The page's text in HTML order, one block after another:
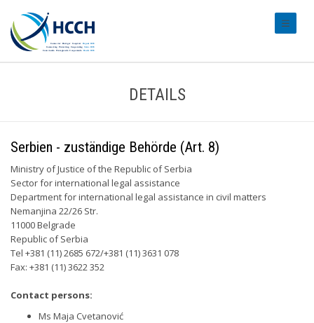
DETAILS
Serbien - zuständige Behörde (Art. 8)
Ministry of Justice of the Republic of Serbia
Sector for international legal assistance
Department for international legal assistance in civil matters
Nemanjina 22/26 Str.
11000 Belgrade
Republic of Serbia
Tel +381 (11) 2685 672/+381 (11) 3631 078
Fax: +381 (11) 3622 352
Contact persons:
Ms Maja Cvetanović